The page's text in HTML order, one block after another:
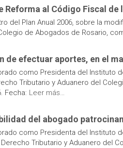
Reforma al Código Fiscal de
del Plan Anual 2006, sobre la
de Abogados de Rosario,
de efectuar aportes, en el
como Presidenta del Instituto
Tributario y Aduanero del
Fecha: Leer más…
del abogado
como Presidenta del Instituto
Tributario y Aduanero del